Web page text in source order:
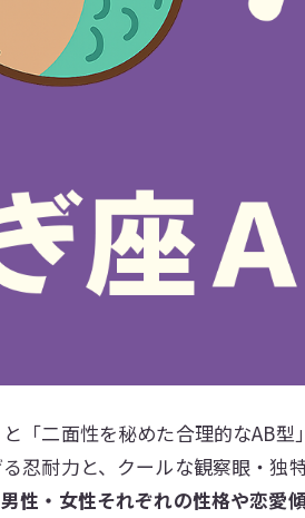
と「二面性を秘めた合理的なAB
忍耐力と、クールな観察眼・独
男性・女性それぞれの性格や恋愛